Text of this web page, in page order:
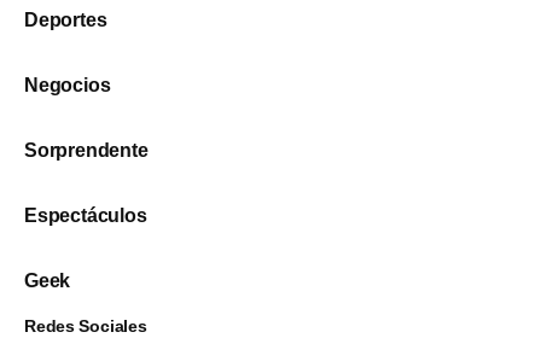
Deportes
Negocios
Sorprendente
Espectáculos
Geek
Redes Sociales